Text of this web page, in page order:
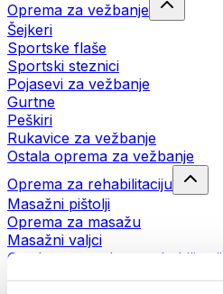
Oprema za vežbanje
Šejkeri
Sportske flaše
Sportski steznici
Pojasevi za vežbanje
Gurtne
Peškiri
Rukavice za vežbanje
Ostala oprema za vežbanje
Oprema za rehabilitaciju
Masažni pištolji
Oprema za masažu
Masažni valjci
Ostala pomagala za rehabilitaciju
Torbe i rančevi